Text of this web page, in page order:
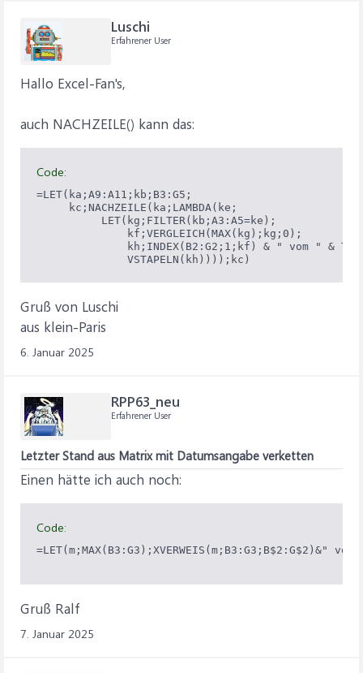
Luschi
Erfahrener User
Hallo Excel-Fan's,
auch NACHZEILE() kann das:
Code:
=LET(ka;A9:A11;kb;B3:G5;
     kc;NACHZEILE(ka;LAMBDA(ke;
          LET(kg;FILTER(kb;A3:A5=ke);
              kf;VERGLEICH(MAX(kg);kg;0);
kh;INDEX(B2:G2;1;kf) & " vom " &
              VSTAPELN(kh))));kc)
Gruß von Luschi
aus klein-Paris
6. Januar 2025
RPP63_neu
Erfahrener User
Letzter Stand aus Matrix mit Datumsangabe verketten
Einen hätte ich auch noch:
Code:
=LET(m;MAX(B3:G3);XVERWEIS(m;B3:G3;B$2:G$2)&"
Gruß Ralf
7. Januar 2025